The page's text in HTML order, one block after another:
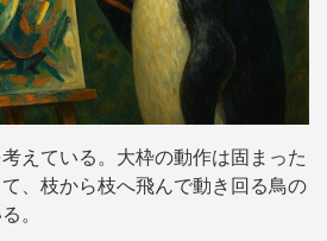
えている。大枠の動作は固まった
、枝から枝へ飛んで動き回る鳥の
。